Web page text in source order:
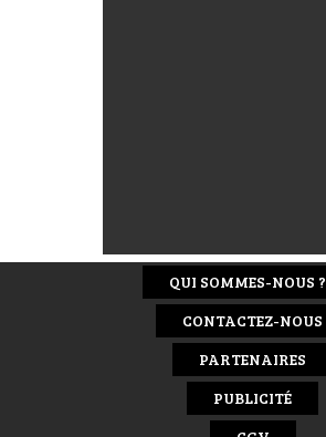
QUI SOMMES-NOUS ?
CONTACTEZ-NOUS
PARTENAIRES
PUBLICITÉ